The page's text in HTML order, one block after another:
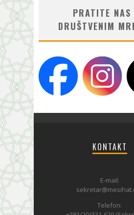
PRATITE NAS
DRUŠTVENIM
KONTAKT
E-mail:
Telefon: